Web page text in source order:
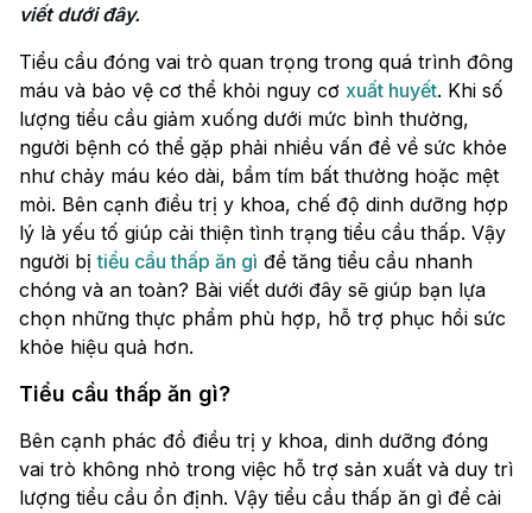
viết dưới đây.
Tiểu cầu đóng vai trò quan trọng trong quá trình đông
máu và bảo vệ cơ thể khỏi nguy cơ xuất huyết. Khi số
lượng tiểu cầu giảm xuống dưới mức bình thường,
người bệnh có thể gặp phải nhiều vấn đề về sức khỏe
như chảy máu kéo dài, bầm tím bất thường hoặc mệt
mỏi. Bên cạnh điều trị y khoa, chế độ dinh dưỡng hợp
lý là yếu tố giúp cải thiện tình trạng tiểu cầu thấp. Vậy
người bịtiểu cầu thấp ăn gì để tăng tiểu cầu nhanh
chóng và an toàn? Bài viết dưới đây sẽ giúp bạn lựa
chọn những thực phẩm phù hợp, hỗ trợ phục hồi sức
khỏe hiệu quả hơn.
Tiểu cầu thấp ăn gì?
Bên cạnh phác đồ điều trị y khoa, dinh dưỡng đóng
vai trò không nhỏ trong việc hỗ trợ sản xuất và duy trì
lượng tiểu cầu ổn định. Vậy tiểu cầu thấp ăn gì để cải